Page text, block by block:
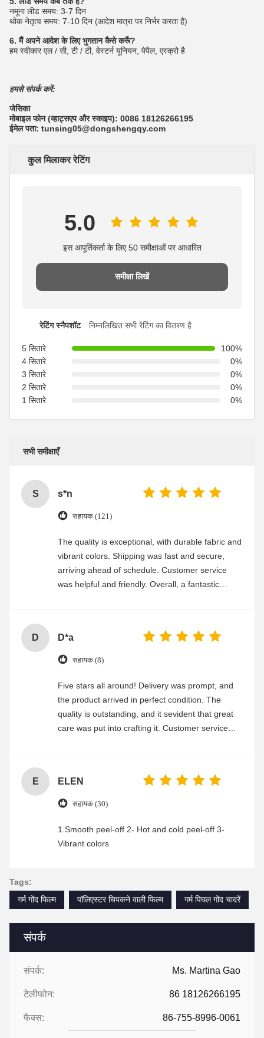
संपर्क
संपर्क: Ms. Martina Gao
टेलीफोन: 86 18126266195
फैक्स: 86-755-8996-0061
नमूना लीड समय: 3-7 दिन
थोक नेतृत्व समय: 7-10 दिन (आदेश मात्रा पर निर्भर करता है)
6. मैं अपने आदेश के लिए भुगतान कैसे करूँ?
हम स्वीकार एल / सी, टी / टी, वेस्टर्न यूनियन, पेपैल, एस्क्रो है
हमसे संपर्क करें:
जेसिका
मोबाइल फोन (व्हाट्सएप और स्काइप): 0086 18126266195
ईमेल पता: tunsing05@dongshengqy.com
कुल मिलाकर रेटिंग
5.0
इस आपूर्तिकर्ता के लिए 50 समीक्षाओं पर आधारित
समीक्षा लिखें
रेटिंग स्नैपशॉट निम्नलिखित सभी रेटिंग का वितरण है
5 सितारे
100%
4 सितारे
0%
3 सितारे
0%
2 सितारे
0%
1 सितारे
0%
सभी समीक्षाएँ
S s*n
सहायक (121)
The quality is exceptional, with durable fabric and
vibrant colors. Shipping was fast and secure,
arriving ahead of schedule. Customer service
was helpful and friendly. Overall, a fantastic
D D*a
सहायक (8)
Five stars all around! Delivery was prompt, and
the product arrived in perfect condition. The
quality is outstanding, and it sevident that great
care was put into crafting it. Customer service
E ELEN
सहायक (30)
1.Smooth peel-off 2- Hot and cold peel-off 3-
Vibrant colors
Tags:
गर्म गोंद फिल्म
पॉलिएस्टर चिपकने वाली फिल्म गर्म पिघल गोंद चादरें